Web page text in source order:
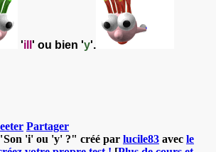
'ill ' ou bien 'y'.
Partager
'i' ou 'y' ?" créé par lucile83 avec le